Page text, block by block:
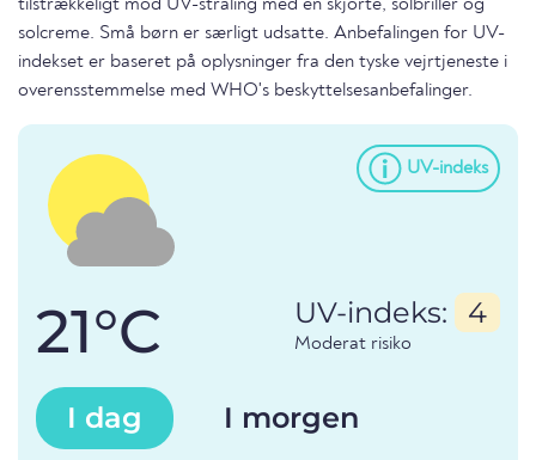
tilstrækkeligt mod UV-stråling med en skjorte, solbriller og
solcreme. Små børn er særligt udsatte. Anbefalingen for UV-
indekset er baseret på oplysninger fra den tyske vejrtjeneste i
overensstemmelse med WHO's beskyttelsesanbefalinger.
UV-indeks
21°C UV-indeks: 4
Moderat risiko
I dag I morgen